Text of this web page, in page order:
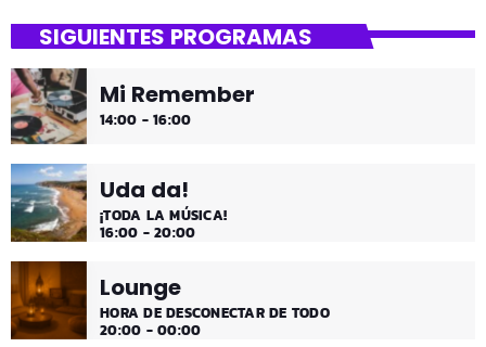
SIGUIENTES PROGRAMAS
Mi Remember
14:00 - 16:00
Uda da!
¡TODA LA MÚSICA!
16:00 - 20:00
Lounge
HORA DE DESCONECTAR DE TODO
20:00 - 00:00